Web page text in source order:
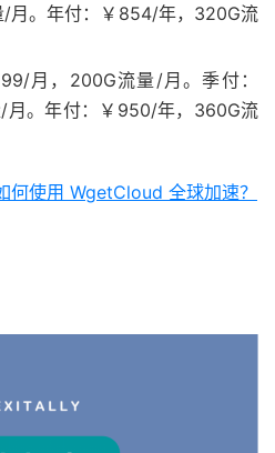
月。年付：￥854/年，320G流
月，200G流量/月。季付：
月。年付：￥950/年，360G流
何使用 WgetCloud 全球加速？